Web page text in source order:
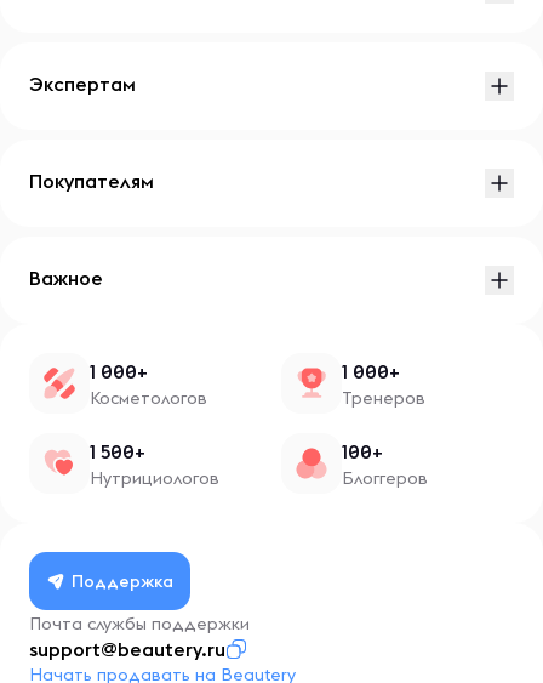
Экспертам
Покупателям
Важное
1 000+
Косметологов
1 000+
Тренеров
1 500+
Нутрициологов
100+
Блоггеров
Поддержка
Почта службы поддержки
support@beautery.ru
Начать продавать на Beautery